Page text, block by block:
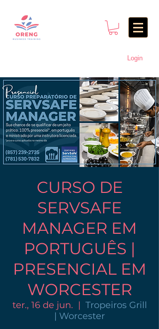
Login
CURSO DE
SERVSAFE
MANAGER EM
PORTUGUÊS |
PRESENCIAL EM
WORCESTER
ter., 16 de jun.
  |
Tropeiros Grill
| Worcester